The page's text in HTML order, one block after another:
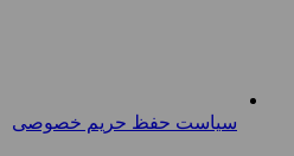
سیاست حفظ حریم خصوصی